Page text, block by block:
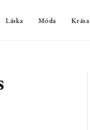
Láska Móda Krása